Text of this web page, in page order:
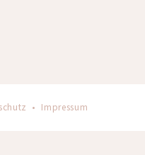
• Impressum